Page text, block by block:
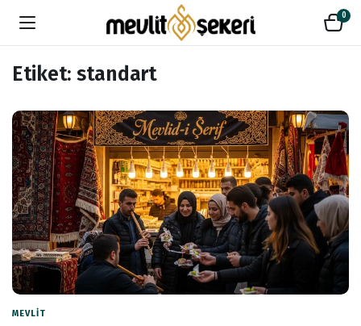
0
Etiket: standart
MEVLIT